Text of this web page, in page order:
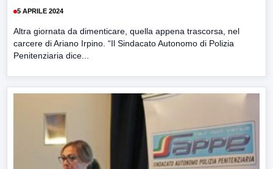
5 APRILE 2024
Altra giornata da dimenticare, quella appena trascorsa, nel
carcere di Ariano Irpino. “Il Sindacato Autonomo di Polizia
Penitenziaria dice...